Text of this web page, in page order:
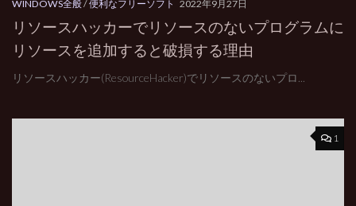
WINDOWS全般/便利なフリーソフト 2022年9月27日
リソースハッカーでリソースのないプログラムに
リソースを追加すると破損する理由
リソースハッカー(ResourceHacker)でリソースのないプロ...
1